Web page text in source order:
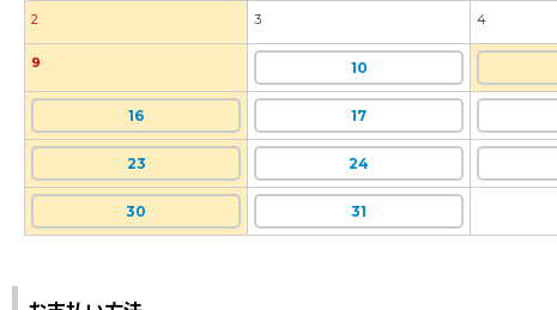
2 3 4
9 10
16 17
23 24
30 31